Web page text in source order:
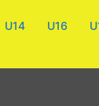
U14 U16